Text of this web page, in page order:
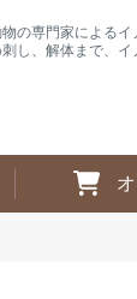
の専門家によるイ
刺し、解体まで、